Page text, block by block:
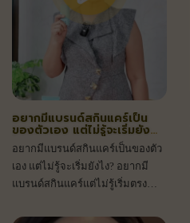
อยากมีแบรนด์สกินแคร์เป็น
ของตัวเอง แต่ไม่รู้จะเริ่มยัง
ไง?
อยากมีแบรนด์สกินแคร์เป็นของตัว
เอง แต่ไม่รู้จะเริ่มยังไง? อยากมี
แบรนด์สกินแคร์แต่ไม่รู้เริ่มตรง